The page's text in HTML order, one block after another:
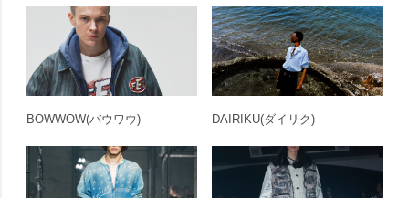
BOWWOW(バウワウ) DAIRIKU(ダイリク)